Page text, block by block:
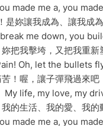
made me a, you
是妳讓我成為、讓我成
me down, you
把我擊垮，又把我重
Oh, let the bullets
！喔，讓子彈飛過來吧
My life, my love, my
我的生活、我的愛、我的
made me a, you